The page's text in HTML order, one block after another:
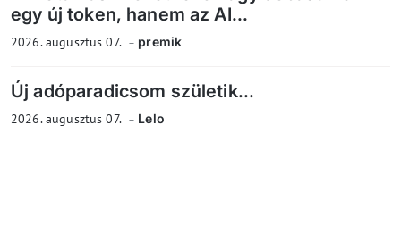
egy új token, hanem az AI...
2026. augusztus 07. premik
Új adóparadicsom születik...
2026. augusztus 07. Lelo